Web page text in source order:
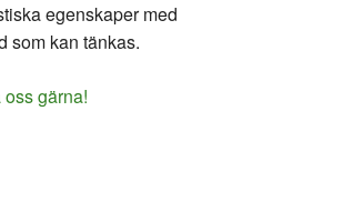
egenskaper med
som kan tänkas.
gärna!